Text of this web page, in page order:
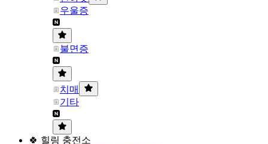
우울증
불면증
치매
기타
🍀 힐링 충전소